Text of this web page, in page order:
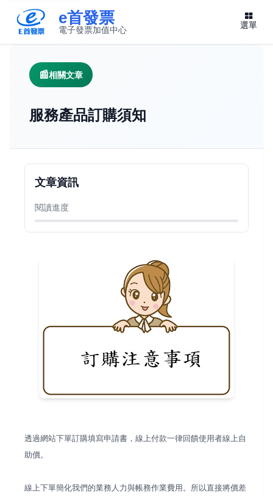
e首發票
電子發票加值中心 選單
相關文章
服務產品訂購須知
透過網站下單訂購填寫申請書，線上付款一律回饋使用者線上自
助價。
線上下單簡化我們的業務人力與帳務作業費用。所以直接將價差
文章資訊
閱讀進度